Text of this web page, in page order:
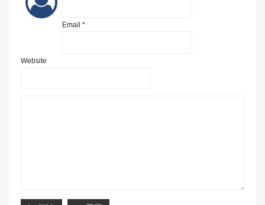
Email *
Website